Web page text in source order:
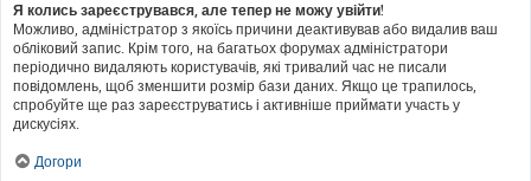
Я колись зареєструвався, але тепер не можу увійти!
Можливо, адміністратор з якоїсь причини деактивував або видалив ваш
обліковий запис. Крім того, на багатьох форумах адміністратори
періодично видаляють користувачів, які тривалий час не писали
повідомлень, щоб зменшити розмір бази даних. Якщо це трапилось,
спробуйте ще раз зареєструватись і активніше приймати участь у
дискусіях.
Догори